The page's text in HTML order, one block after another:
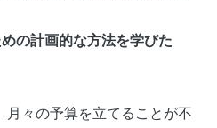
の計画的な方法を学びた
月々の予算を立てることが不